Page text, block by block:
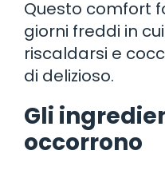
Questo comfort
giorni freddi in
riscaldarsi e
di delizioso.
Gli
occorrono